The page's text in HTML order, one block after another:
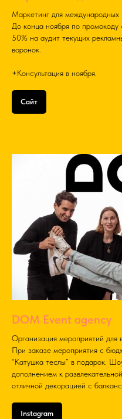
Маркетинг для международных
До конца ноября по промокоду
50% на аудит текущих
воронок.
+Консультация в ноября.
Сайт
DOM Event agency
Организация мероприятий для
При заказе мероприятия с
“Катушка теслы” в подарок.
дополнением к
отличной декорацией с
Instagram